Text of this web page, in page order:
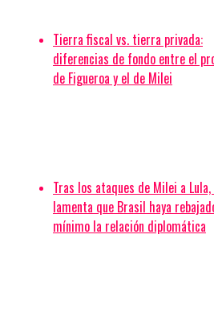
Tierra fiscal vs. tierra privada:
diferencias de fondo entre el
de Figueroa y el de Milei
Tras los ataques de Milei a
lamenta que Brasil haya
mínimo la relación diplomática